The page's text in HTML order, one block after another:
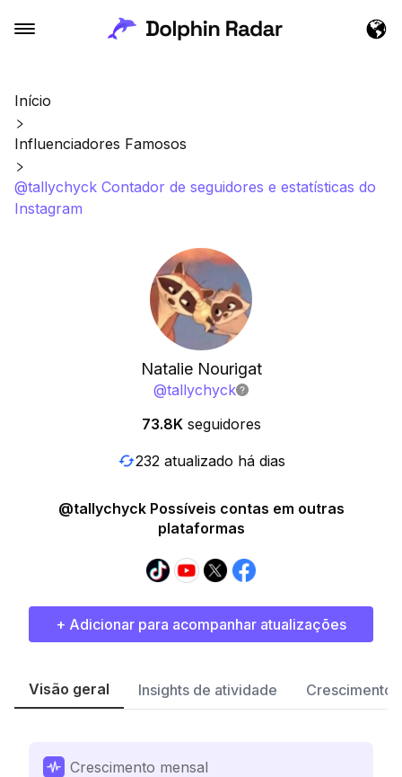
Início
Influenciadores Famosos
@tallychyck Contador de seguidores e estatísticas do
Instagram
Natalie Nourigat
@tallychyck
73.8K seguidores
232 atualizado há dias
@tallychyck Possíveis contas em outras
plataformas
+ Adicionar para acompanhar atualizações
Visão geral Insights de atividade Crescimento
Crescimento mensal